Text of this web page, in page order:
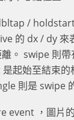
/
的 dx / dy 來
。 swipe 則
起始至結束的
則是 swipe
event ，圖片